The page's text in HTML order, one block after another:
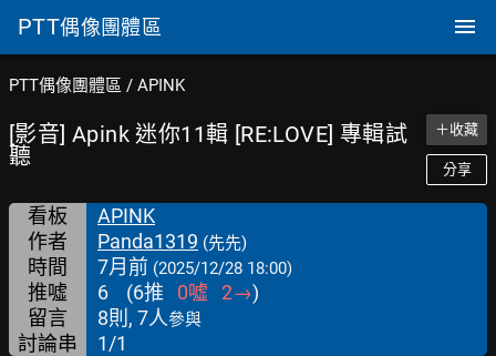
PTT偶像團體區
PTT偶像團體區 / APINK
[影音] Apink 迷你11輯 [RE:LOVE] 專輯試
聽
＋收藏
分享
看板
APINK
作者
Panda1319 (先先)
時間 7月前 (2025/12/28 18:00)
推噓 6 (6推 0噓 2→)
留言
8則, 7人參與
討論串 1/1